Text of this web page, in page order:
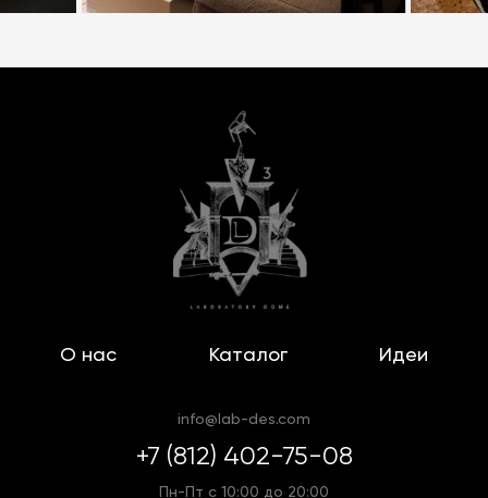
О нас Каталог Идеи
info@lab-des.com
+7 (812) 402-75-08
Пн-Пт с 10:00 до 20:00